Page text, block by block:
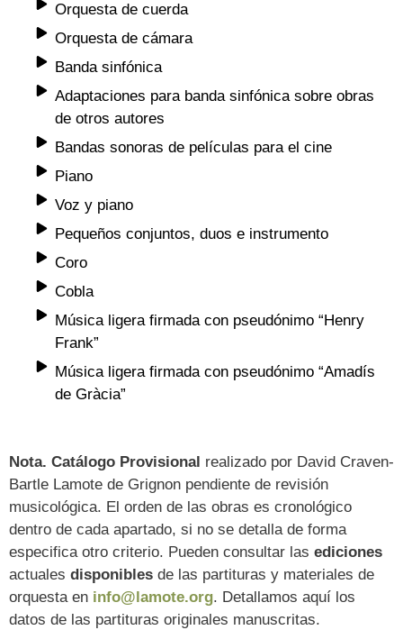
Orquesta de cuerda
Orquesta de cámara
Banda sinfónica
Adaptaciones para banda sinfónica sobre obras
de otros autores
Bandas sonoras de películas para el cine
Piano
Voz y piano
Pequeños conjuntos, duos e instrumento
Coro
Cobla
Música ligera firmada con pseudónimo “Henry
Frank”
Música ligera firmada con pseudónimo “Amadís
de Gràcia”
Nota. Catálogo Provisional realizado por David Craven-
Bartle Lamote de Grignon pendiente de revisión
musicológica. El orden de las obras es cronológico
dentro de cada apartado, si no se detalla de forma
especifica otro criterio. Pueden consultar las ediciones
actuales disponibles de las partituras y materiales de
orquesta en info@lamote.org. Detallamos aquí los
datos de las partituras originales manuscritas.